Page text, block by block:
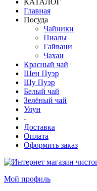
КАТАЛОГ
Главная
Посуда
Чайники
Пиалы
Гайвани
Чахаи
Красный чай
Шен Пуэр
Шу Пуэр
Белый чай
Зелёный чай
Улун
-
Доставка
Оплата
Оформить заказ
Мой профиль